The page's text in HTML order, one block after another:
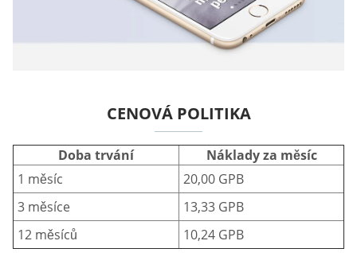
CENOVÁ POLITIKA
Doba trvání
Náklady za měsíc
1 měsíc
20,00 GPB
3 měsíce
13,33 GPB
12 měsíců
10,24 GPB